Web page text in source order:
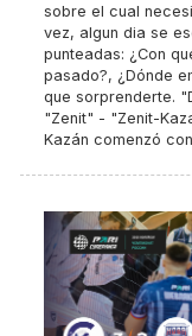
sobre el cual
vez, algun dia se
punteadas: ¿Con
pasado?, ¿Dónde
que sorprenderte.
"Zenit" - "Zenit-
Kazán comenzó con